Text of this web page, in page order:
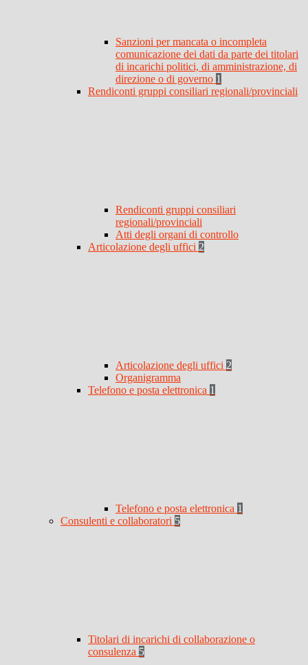
Sanzioni per mancata o incompleta
comunicazione dei dati da parte dei titolari
di incarichi politici, di amministrazione, di
direzione o di governo 1
Rendiconti gruppi consiliari regionali/provinciali
Rendiconti gruppi consiliari
regionali/provinciali
Atti degli organi di controllo
Articolazione degli uffici 2
Articolazione degli uffici 2
Organigramma
Telefono e posta elettronica 1
Telefono e posta elettronica 1
Consulenti e collaboratori 5
Titolari di incarichi di collaborazione o
consulenza 5